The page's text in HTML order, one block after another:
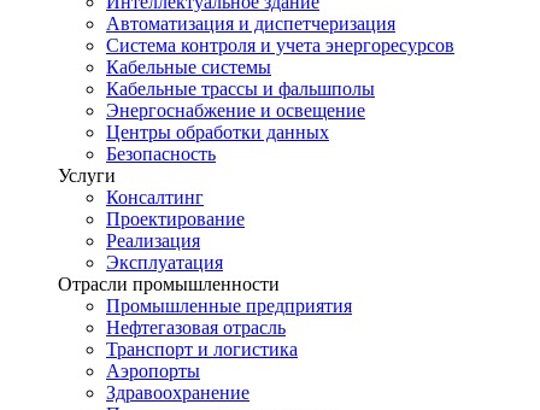
Автоматизация и диспетчеризация
Система контроля и учета энергоресурсов
Кабельные системы
Кабельные трассы и фальшполы
Энергоснабжение и освещение
Центры обработки данных
Безопасность
Услуги
Консалтинг
Проектирование
Реализация
Эксплуатация
Отрасли промышленности
Промышленные предприятия
Нефтегазовая отрасль
Транспорт и логистика
Аэропорты
Здравоохранение